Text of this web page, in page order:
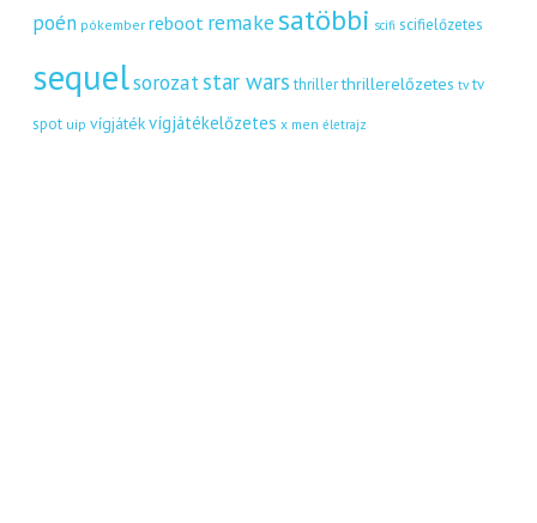
poén pókember reboot remakesatöbbi scifi scifielőzetes
sequelsorozatstar wars thriller thrillerelőzetes tv tv
spot uip vígjátékvígjátékelőzetes x men életrajz